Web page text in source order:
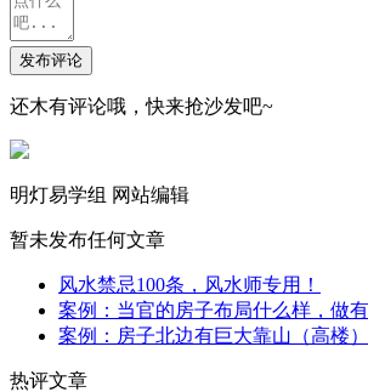
发布评论
还木有评论哦，快来抢沙发吧~
明灯易学组 网站编辑
暂未发布任何文章
风水禁忌100条，风水师专用！
案例：当官的房子布局什么样，做
案例：房子北边有巨大靠山（高楼
热评文章